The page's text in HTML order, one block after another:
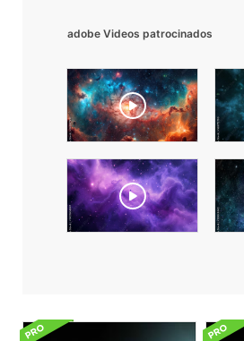
adobe Videos patrocinados